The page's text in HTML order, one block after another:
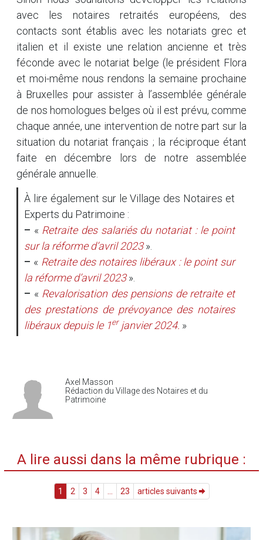
avec les notaires retraités européens, des
contacts sont établis avec les notariats grec et
italien et il existe une relation ancienne et très
féconde avec le notariat belge (le président Flora
et moi-même nous rendons la semaine prochaine
à Bruxelles pour assister à l’assemblée générale
de nos homologues belges où il est prévu, comme
chaque année, une intervention de notre part sur la
situation du notariat français ; la réciproque étant
faite en décembre lors de notre assemblée
générale annuelle.
À lire également sur le Village des Notaires et
Experts du Patrimoine :
– « Retraite des salariés du notariat : le point
sur la réforme d’avril 2023».
– « Retraite des notaires libéraux : le point sur
la réforme d’avril 2023».
– « Revalorisation des pensions de retraite et
des prestations de prévoyance des notaires
libéraux depuis le 1erjanvier 2024. »
Axel Masson
Rédaction du Village des Notaires et du
Patrimoine
A lire aussi dans la même rubrique :
1 2 3 4 23 articles suivants